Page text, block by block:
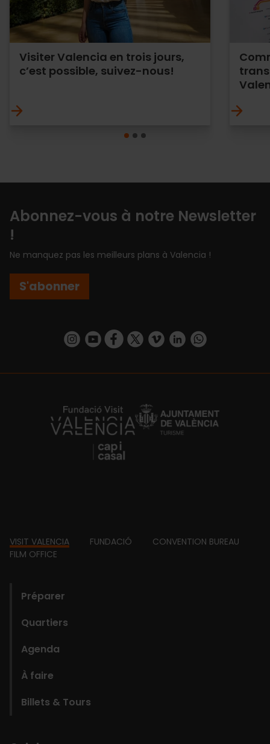
Visiter Valencia en trois jours,
c’est possible, suivez-nous!
Abonnez-vous à notre Newsletter
!
Ne manquez pas les meilleurs plans à Valencia !
S'abonner
https://www.instagram.com/visit_valencia/
https://www.youtube.com/user/
https://www.facebook.com/
https://twitter.com/
https://vimeo.com/
https://www.linkedin.com/company/turismo-valencia/https://api.whatsapp.com/send/
https://fundacion.visitvalencia.com/
Footer
VISIT VALENCIA FUNDACIÓ
CONVENTION BUREAU
FILM OFFICE
Préparer
Quartiers
Agenda
À faire
Billets & Tours